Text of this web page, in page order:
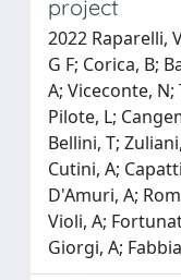
project
2022 Raparelli,
G F; Corica, B;
A; Viceconte,
Pilote, L;
Bellini, T;
Cutini, A;
D'Amuri, A;
Violi, A;
Giorgi, A;